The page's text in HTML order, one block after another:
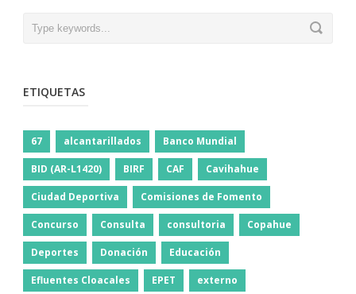
ETIQUETAS
67 alcantarillados Banco Mundial
BID (AR-L1420) BIRF CAF Cavihahue
Ciudad Deportiva Comisiones de Fomento
Concurso Consulta consultoria Copahue
Deportes Donación Educación
Efluentes Cloacales EPET externo